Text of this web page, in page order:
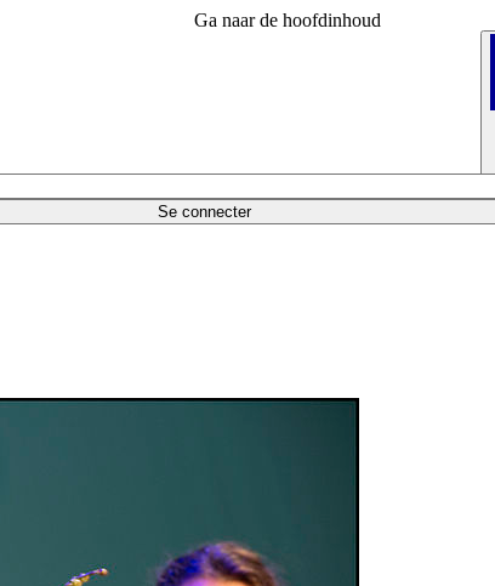
Ga naar de hoofdinhoud
Se connecter